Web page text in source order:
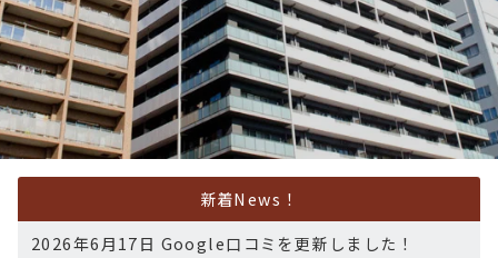
新着News！
2026年6月17日 Google口コミを更新しました！